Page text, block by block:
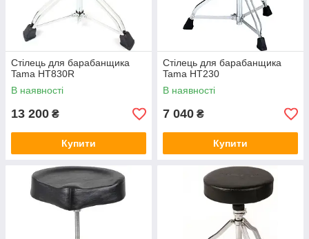
Стілець для барабанщика
Tama HT830R
В наявності
13 200 ₴
Купити
Стілець для барабанщика
Tama HT230
В наявності
7 040 ₴
Купити